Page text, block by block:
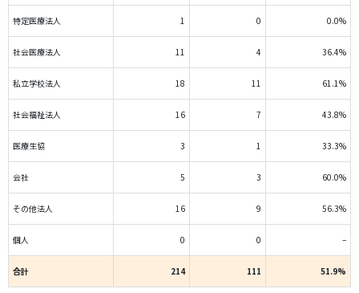
特定医療法人 1 0 0.0%
社会医療法人 11 4 36.4%
私立学校法人 18 11 61.1%
社会福祉法人 16 7 43.8%
医療生協 3 1 33.3%
会社 5 3 60.0%
その他法人 16 9 56.3%
個人 0 0 –
合計 214 111 51.9%